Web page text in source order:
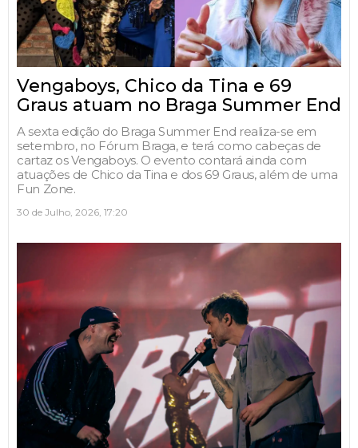
Vengaboys, Chico da Tina e 69
Graus atuam no Braga Summer End
A sexta edição do Braga Summer End realiza-se em
setembro, no Fórum Braga, e terá como cabeças de
cartaz os Vengaboys. O evento contará ainda com
atuações de Chico da Tina e dos 69 Graus, além de uma
Fun Zone.
30 de Julho, 2026, 17:20